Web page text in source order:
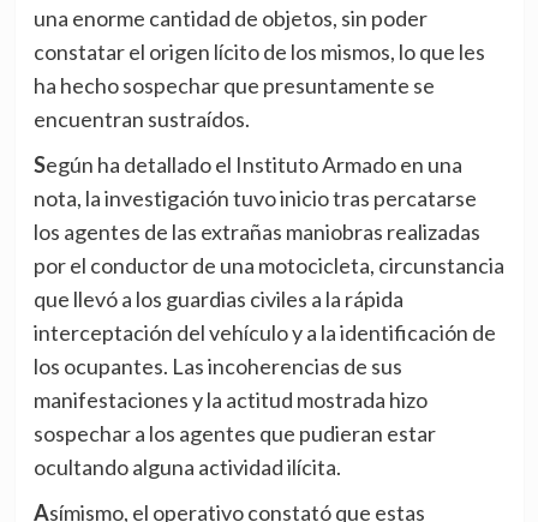
una enorme cantidad de objetos, sin poder
constatar el origen lícito de los mismos, lo que les
ha hecho sospechar que presuntamente se
encuentran sustraídos.
Según ha detallado el Instituto Armado en una
nota, la investigación tuvo inicio tras percatarse
los agentes de las extrañas maniobras realizadas
por el conductor de una motocicleta, circunstancia
que llevó a los guardias civiles a la rápida
interceptación del vehículo y a la identificación de
los ocupantes. Las incoherencias de sus
manifestaciones y la actitud mostrada hizo
sospechar a los agentes que pudieran estar
ocultando alguna actividad ilícita.
Asímismo, el operativo constató que estas